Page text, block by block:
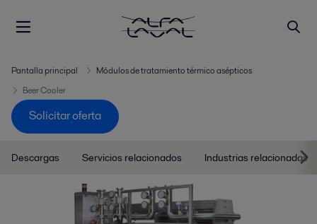
Pantalla principal
Módulos de tratamiento térmico asépticos
Beer Cooler
Solicitar oferta
Descargas Servicios relacionados Industrias relacionadas